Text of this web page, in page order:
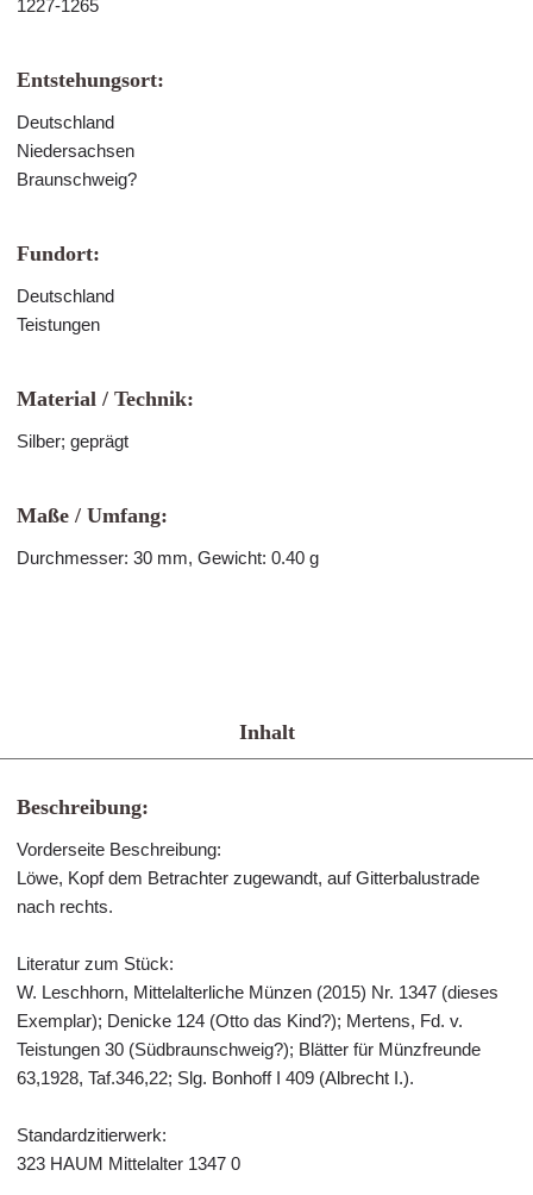
1227-1265
Entstehungsort:
Deutschland
Niedersachsen
Braunschweig?
Fundort:
Deutschland
Teistungen
Material / Technik:
Silber; geprägt
Maße / Umfang:
Durchmesser: 30 mm, Gewicht: 0.40 g
Inhalt
Beschreibung:
Vorderseite Beschreibung:
Löwe, Kopf dem Betrachter zugewandt, auf Gitterbalustrade
nach rechts.
Literatur zum Stück:
W. Leschhorn, Mittelalterliche Münzen (2015) Nr. 1347 (dieses
Exemplar); Denicke 124 (Otto das Kind?); Mertens, Fd. v.
Teistungen 30 (Südbraunschweig?); Blätter für Münzfreunde
63,1928, Taf.346,22; Slg. Bonhoff I 409 (Albrecht I.).
Standardzitierwerk:
323 HAUM Mittelalter 1347 0